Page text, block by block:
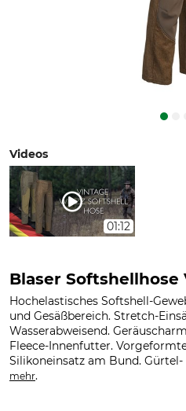
Videos
01:12
Blaser
Hochelastisches Softshell-
und Gesäßbereich. Stretch-
Wasserabweisend.
Fleece-Innenfutter.
Silikoneinsatz am Bund.
mehr.